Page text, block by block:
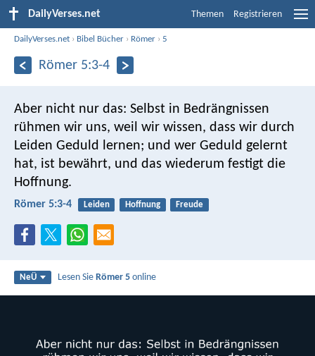
DailyVerses.net Themen Registrieren
DailyVerses.net › Bibel Bücher › Römer ›5
Römer 5:3-4
Aber nicht nur das: Selbst in Bedrängnissen
rühmen wir uns, weil wir wissen, dass wir durch
Leiden Geduld lernen; und wer Geduld gelernt
hat, ist bewährt, und das wiederum festigt die
Hoffnung.
Römer 5:3-4 Leiden Hoffnung Freude
NeÜ Lesen SieRömer 5 online